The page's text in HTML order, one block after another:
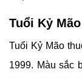
Tuổi Kỷ Mão
Tuổi Kỷ Mão
1999. Màu sắc